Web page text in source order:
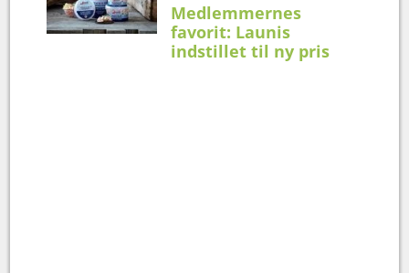
Medlemmernes
favorit: Launis
indstillet til ny pris